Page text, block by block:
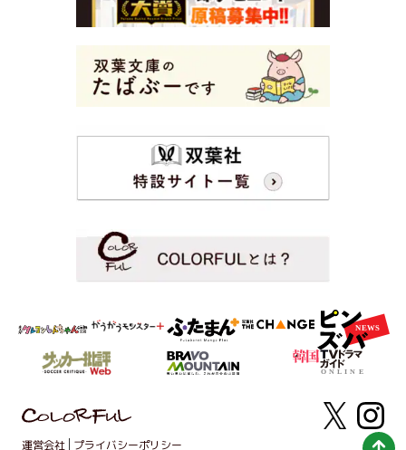
運営会社 プライバシーポリシー